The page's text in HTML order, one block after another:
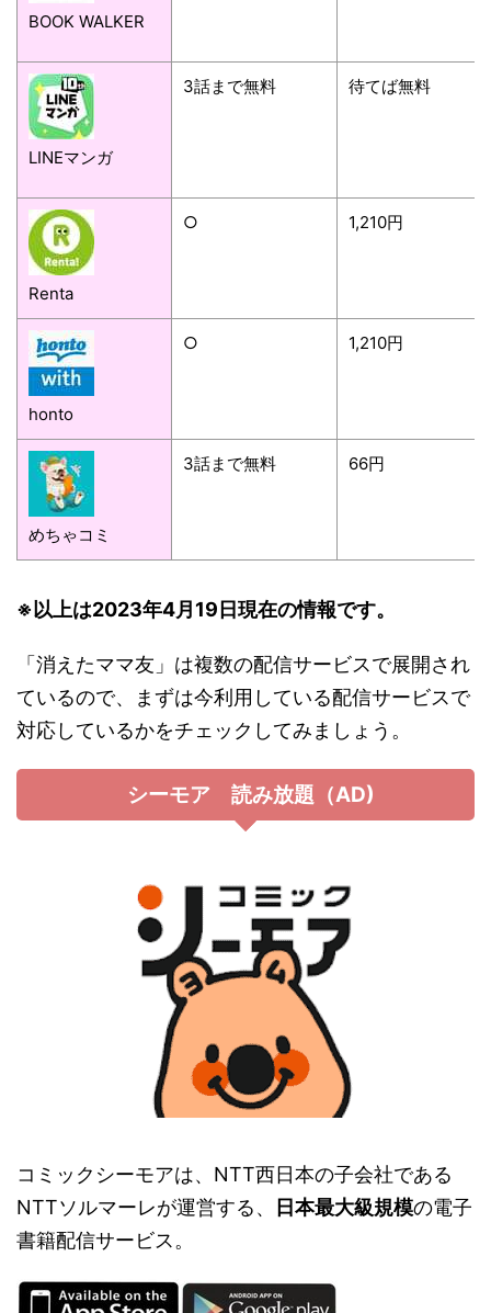
BOOK WALKER
LINEマンガ
3話まで無料 待てば無料
Renta
○ 1,210円
honto
○ 1,210円
めちゃコミ
3話まで無料 66円
※以上は2023年4月19日現在の情報です。
「消えたママ友」は複数の配信サービスで展開され
ているので、まずは今利用している配信サービスで
対応しているかをチェックしてみましょう。
シーモア 読み放題（AD)
コミックシーモアは、NTT西日本の子会社である
NTTソルマーレが運営する、
日本最大級規模の電子
書籍配信サービス。